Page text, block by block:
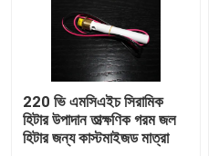
220 ভি এমসিএইচ সিরামিক
হিটার উপাদান তাত্ক্ষণিক গরম জল
হিটার জন্য কাস্টমাইজড মাত্রা